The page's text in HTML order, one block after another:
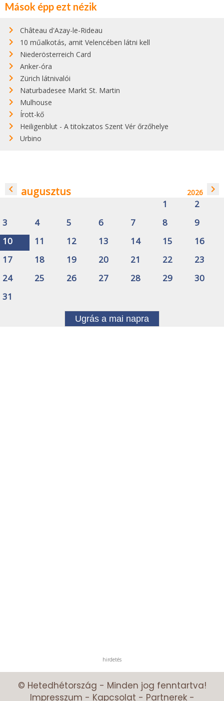
Mások épp ezt nézik
Château d'Azay-le-Rideau
10 műalkotás, amit Velencében látni kell
Niederösterreich Card
Anker-óra
Zürich látnivalói
Naturbadesee Markt St. Martin
Mulhouse
Írott-kő
Heiligenblut - A titokzatos Szent Vér őrzőhelye
Urbino
navigate_before augusztus 2026 navigate_next
1
2
3
4 5 6 7 8
9
10
11 12 13 14 15
16
17
18 19 20 21 22
23
24
25 26 27 28 29
30
31
Ugrás a mai napra
hirdetés
© Hetedhétország - Minden jog fenntartva!
Impresszum - Kapcsolat - Partnerek-